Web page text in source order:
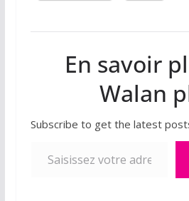
En savoir
Walan
Subscribe to get the latest